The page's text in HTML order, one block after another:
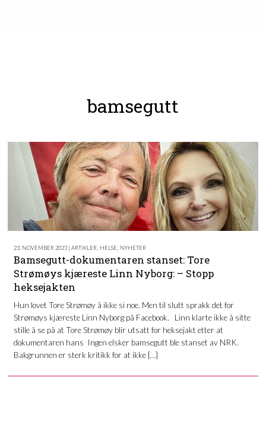
bamsegutt
23. NOVEMBER 2023 | ARTIKLER HELSE NYHETER
Bamsegutt-dokumentaren stanset: Tore
Strømøys kjæreste Linn Nyborg: – Stopp
heksejakten
Hun lovet Tore Strømøy å ikke si noe. Men til slutt sprakk det for
Strømøys kjæreste Linn Nyborg på Facebook. Linn klarte ikke å sitte
stille å se på at Tore Strømøy blir utsatt for heksejakt etter at
dokumentaren hans Ingen elsker bamsegutt ble stanset av NRK.
Bakgrunnen er sterk kritikk for at ikke […]